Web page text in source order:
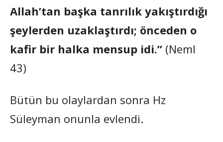
Allah’tan başka tanrılık yakıştırdığı
şeylerden uzaklaştırdı; önceden o
kafir bir halka mensup idi.” (Neml
43)
Bütün bu olaylardan sonra Hz
Süleyman onunla evlendi.